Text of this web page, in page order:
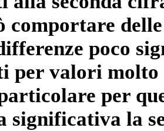
comportare
poco
per valori
per
significativa la